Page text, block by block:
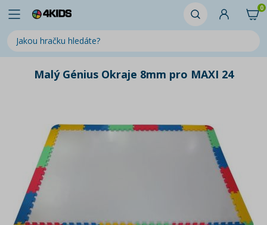
0
Malý Génius Okraje 8mm pro MAXI 24